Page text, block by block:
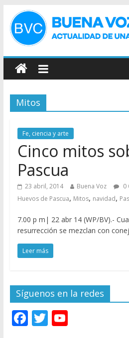
Mitos
Fe, ciencia y arte
Cinco mitos
Pascua
23 abril, 2014 Buena Voz 0
Huevos de Pascua, Mitos, navidad,
7.00 p m| 22 abr 14 (WP/BV).-
resurrección se mezclan con
Leer más
Síguenos en la redes
F T Y